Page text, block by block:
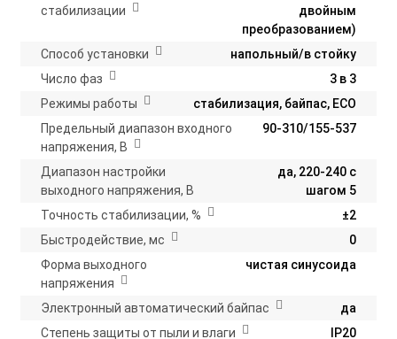
стабилизации
двойным
преобразованием)
Способ установки
напольный/в стойку
Число фаз
3 в 3
Режимы работы
стабилизация, байпас, ECO
Предельный диапазон входного
напряжения, В
90-310/155-537
Диапазон настройки
выходного напряжения, В
да, 220-240 с
шагом 5
Точность стабилизации, %
±2
Быстродействие, мс
0
Форма выходного
напряжения
чистая синусоида
Электронный автоматический байпас
да
Степень защиты от пыли и влаги
IP20